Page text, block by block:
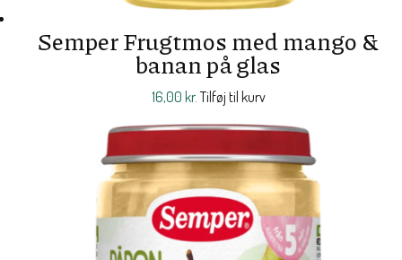
Semper Frugtmos med mango &
banan på glas
16,00 kr.Tilføj til kurv